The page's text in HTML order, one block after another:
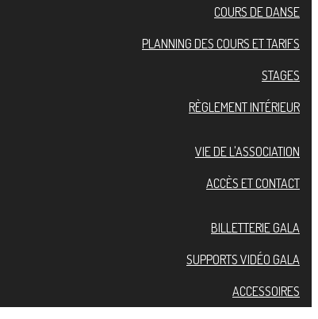
COURS DE DANSE
PLANNING DES COURS ET TARIFS
STAGES
RÈGLEMENT INTÉRIEUR
VIE DE L'ASSOCIATION
ACCÈS ET CONTACT
BILLETTERIE GALA
SUPPORTS VIDÉO GALA
ACCESSOIRES